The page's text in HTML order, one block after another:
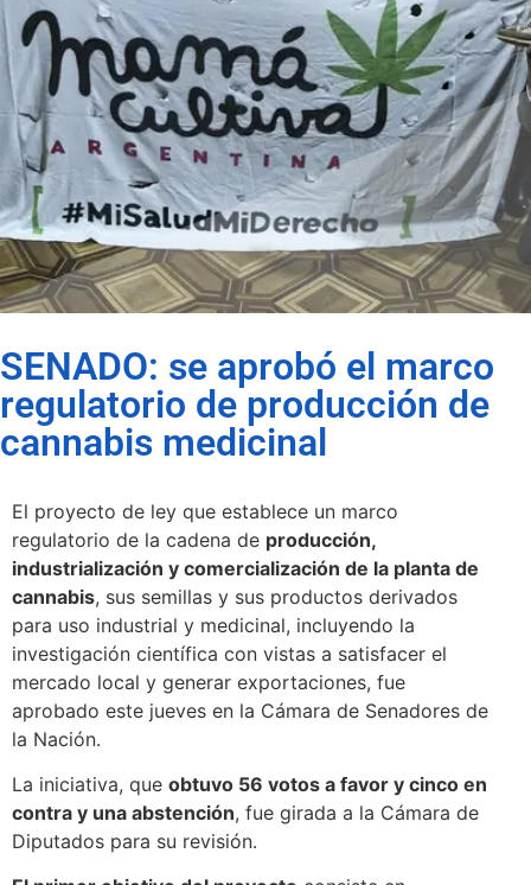
SENADO: se aprobó el marco
regulatorio de producción de
cannabis medicinal
El proyecto de ley que establece un marco
regulatorio de la cadena de producción,
industrialización y comercialización de la planta de
cannabis, sus semillas y sus productos derivados
para uso industrial y medicinal, incluyendo la
investigación científica con vistas a satisfacer el
mercado local y generar exportaciones, fue
aprobado este jueves en la Cámara de Senadores de
la Nación.
La iniciativa, que obtuvo 56 votos a favor y cinco en
contra y una abstención, fue girada a la Cámara de
Diputados para su revisión.